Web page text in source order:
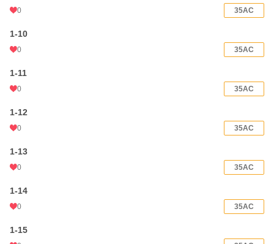
0 35AC
1-10
0 35AC
1-11
0 35AC
1-12
0 35AC
1-13
0 35AC
1-14
0 35AC
1-15